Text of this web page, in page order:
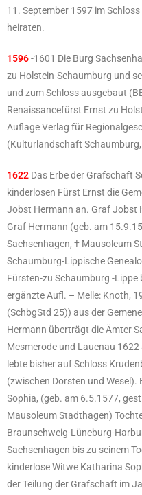
11. September 1597 im
heiraten.
1596-1601 Die Burg
zu Holstein-Schaumburg und
und zum Schloss ausgebaut
Renaissancefürst Ernst zu
Auflage Verlag für
(Kulturlandschaft
1622 Das Erbe der Grafschaft
kinderlosen Fürst Ernst die
Jobst Hermann an. Graf Jobst
Graf Hermann (geb. am
Sachsenhagen, † Mausoleum
Schaumburg-Lippische
Fürsten-zu Schaumburg -
ergänzte Aufl. – Melle: Knoth,
(SchbgStd 25)) aus der
Hermann überträgt die Ämter
Mesmerode und Lauenau
lebte bisher auf Schloss
(zwischen Dorsten und
Sophia, (geb. am 6.5.1577,
Mausoleum Stadthagen)
Braunschweig-Lüneburg-
Sachsenhagen bis zu seinem
kinderlose Witwe Katharina
der Teilung der Grafschaft im